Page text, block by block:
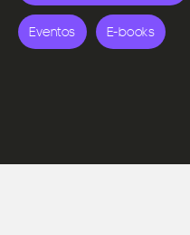
Eventos E-books